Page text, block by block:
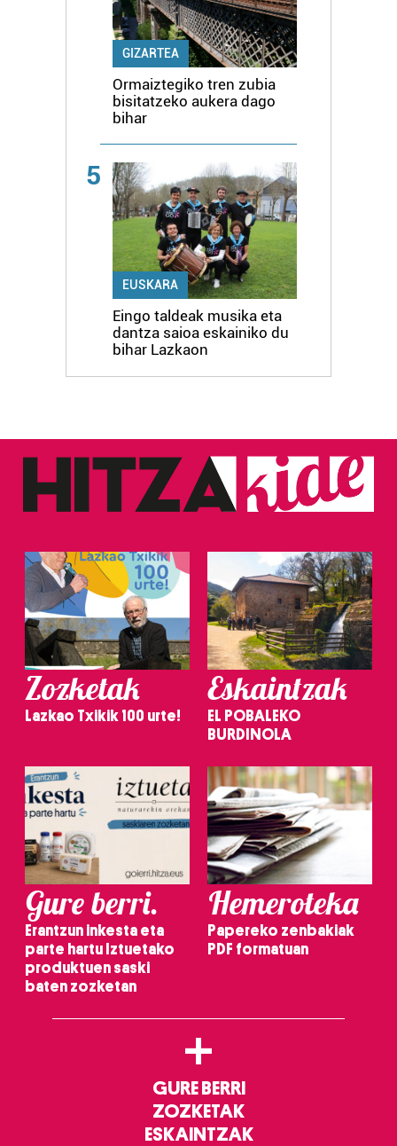
GIZARTEA
Ormaiztegiko tren zubia
bisitatzeko aukera dago
bihar
5
EUSKARA
Eingo taldeak musika eta
dantza saioa eskainiko du
bihar Lazkaon
Zozketak
Lazkao Txikik 100 urte!
Eskaintzak
EL POBALEKO
BURDINOLA
Gure berri.
Erantzun inkesta eta
parte hartu Iztuetako
produktuen saski
baten zozketan
Hemeroteka
Papereko zenbakiak
PDF formatuan
+
GURE BERRI
ZOZKETAK
ESKAINTZAK